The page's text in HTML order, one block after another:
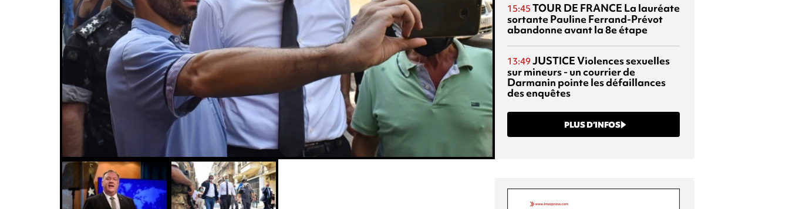
15:45 TOUR DE FRANCE La lauréate
sortante Pauline Ferrand-Prévot
abandonne avant la 8e étape
13:49 JUSTICEViolences sexuelles
sur mineurs - un courrier de
Darmanin pointe les défaillances
des enquêtes
PLUS D’INFOS